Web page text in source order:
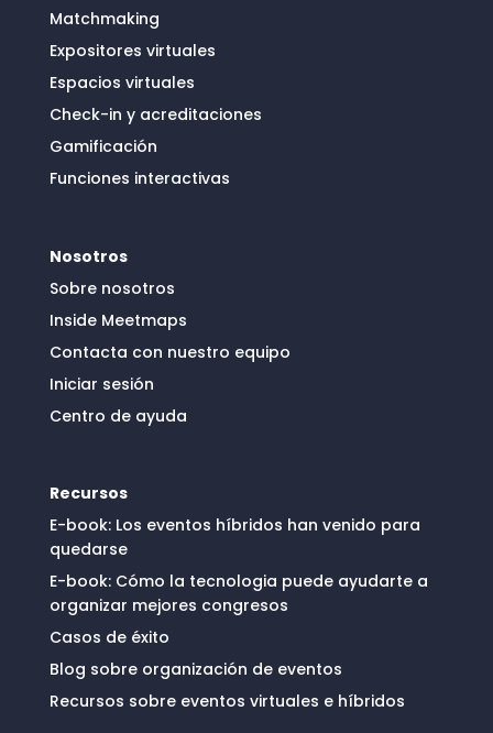
Matchmaking
Expositores virtuales
Espacios virtuales
Check-in y acreditaciones
Gamificación
Funciones interactivas
Nosotros
Sobre nosotros
Inside Meetmaps
Contacta con nuestro equipo
Iniciar sesión
Centro de ayuda
Recursos
E-book: Los eventos híbridos han venido para
quedarse
E-book: Cómo la tecnologia puede ayudarte a
organizar mejores congresos
Casos de éxito
Blog sobre organización de eventos
Recursos sobre eventos virtuales e híbridos